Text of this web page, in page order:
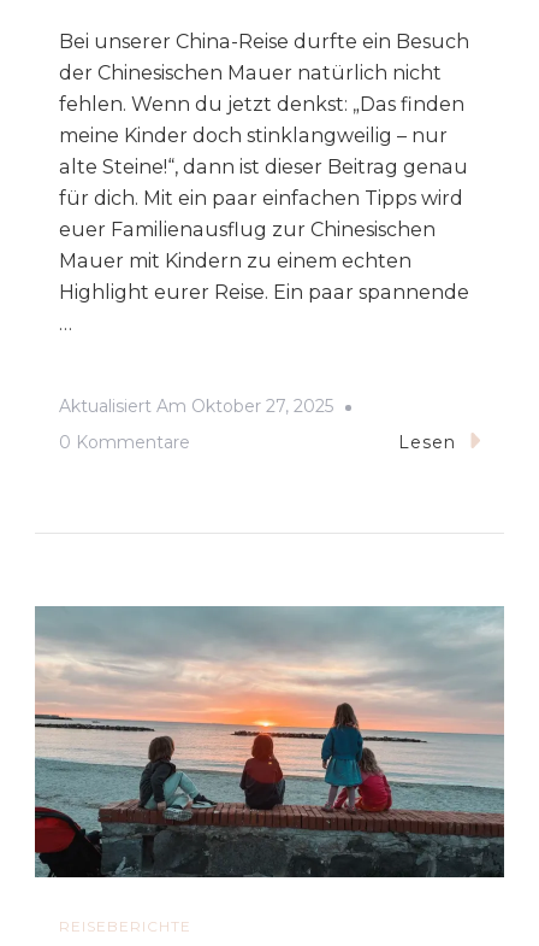
Bei unserer China-Reise durfte ein Besuch
der Chinesischen Mauer natürlich nicht
fehlen. Wenn du jetzt denkst: „Das finden
meine Kinder doch stinklangweilig – nur
alte Steine!“, dann ist dieser Beitrag genau
für dich. Mit ein paar einfachen Tipps wird
euer Familienausflug zur Chinesischen
Mauer mit Kindern zu einem echten
Highlight eurer Reise. Ein paar spannende
…
Aktualisiert Am Oktober 27, 2025
0 Kommentare
Tipps
Für
Familien
Lesen
REISEBERICHTE